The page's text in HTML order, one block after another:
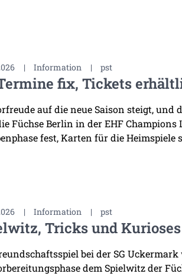
| Information | pst
fix, Tickets
auf die neue Saison steigt,
Füchse Berlin in der EHF
fest, Karten für die Heimspiele
| Information | pst
Tricks und
bei der SG
dem Spielwitz der